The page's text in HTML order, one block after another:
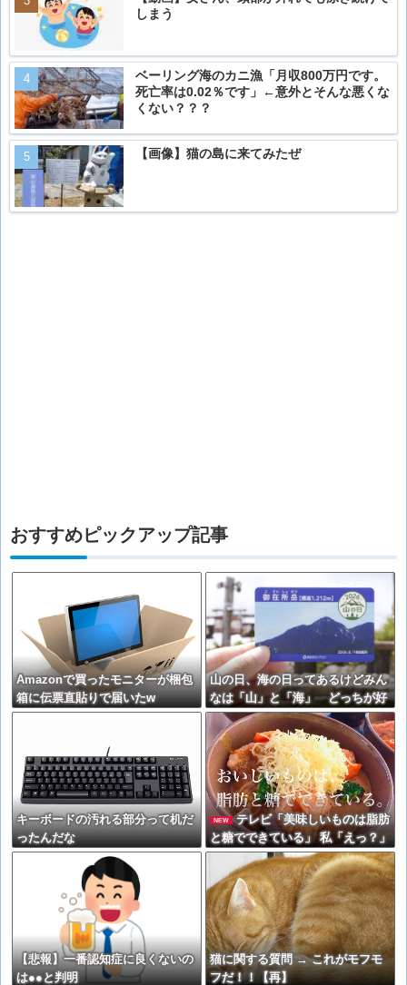
しまう
ベーリング海のカニ漁「月収800万円です。
死亡率は0.02％です」←意外とそんな悪くな
くない？？？
【画像】猫の島に来てみたぜ
おすすめピックアップ記事
Amazonで買ったモニターが梱包
箱に伝票直貼りで届いたw
山の日、海の日ってあるけどみん
なは「山」と「海」 どっちが好
きなの？
キーボードの汚れる部分って机だ
ったんだな
NEW
テレビ「美味しいものは脂肪
と糖でできている」 私「えっ？」
【悲報】一番認知症に良くないの
は●●と判明
猫に関する質問 → これがモフモ
フだ！！【再】